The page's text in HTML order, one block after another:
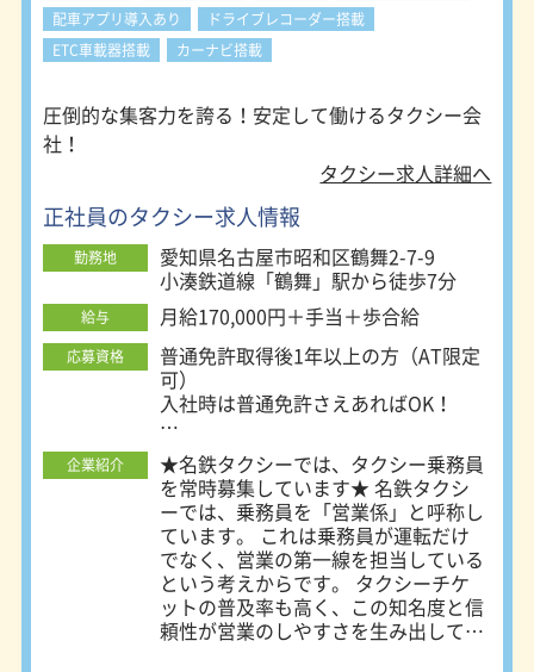
配車アプリ導入あり
ドライブレコーダー搭載
ETC車載器搭載
カーナビ搭載
圧倒的な集客力を誇る！安定して働けるタクシー会
社！
タクシー求人詳細へ
正社員のタクシー求人情報
勤務地
愛知県名古屋市昭和区鶴舞2-7-9
小湊鉄道線「鶴舞」駅から徒歩7分
給与 月給170,000円＋手当＋歩合給
応募資格
普通免許取得後1年以上の方（AT限定
可）
入社時は普通免許さえあればOK！
■未経験者積極採用中！
■性別・学歴一切不問
☆未経験でも稼いでいきたい方
☆歩合制でも安定した収入を得たい方
上記のような方も大歓迎です！
～こんな人が向いています～
・接客が好きな人
企業紹介
★名鉄タクシーでは、タクシー乗務員
を常時募集しています★ 名鉄タクシ
ーでは、乗務員を「営業係」と呼称し
ています。 これは乗務員が運転だけ
でなく、営業の第一線を担当している
という考えからです。 タクシーチケ
ットの普及率も高く、この知名度と信
頼性が営業のしやすさを生み出してい